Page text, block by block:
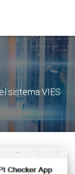
sistema VIES